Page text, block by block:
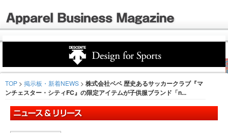
TOP > 掲示板・新着NEWS > 株式会社ベベ 歴史あるサッカークラブ『マ
ンチェスター・シティFC』の限定アイテムが子供服ブランド「n...